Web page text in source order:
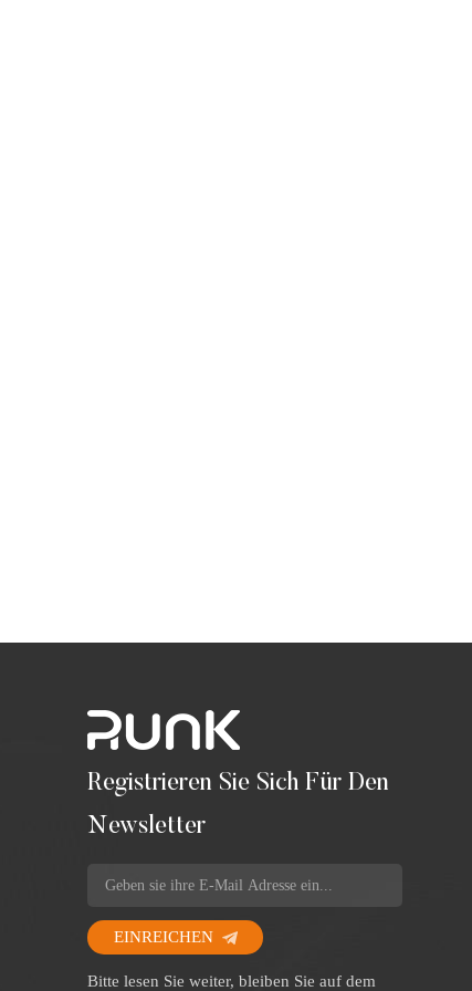
Registrieren Sie Sich Für Den
Newsletter
EINREICHEN
Bitte lesen Sie weiter, bleiben Sie auf dem